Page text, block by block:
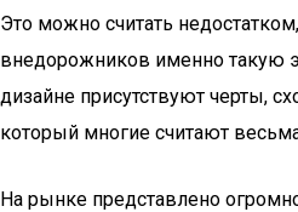
Это можно считать
внедорожников именно такую
дизайне присутствуют черты,
который многие считают
На рынке представлено